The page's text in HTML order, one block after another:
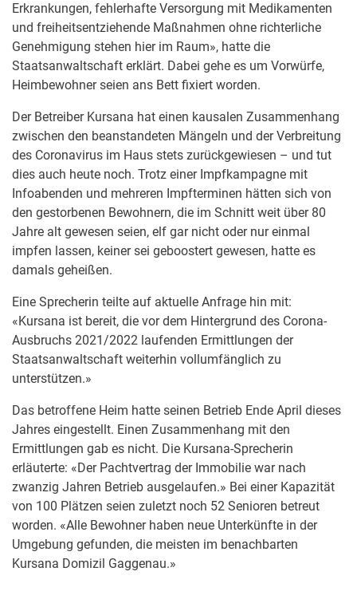
Erkrankungen, fehlerhafte Versorgung mit Medikamenten
und freiheitsentziehende Maßnahmen ohne richterliche
Genehmigung stehen hier im Raum», hatte die
Staatsanwaltschaft erklärt. Dabei gehe es um Vorwürfe,
Heimbewohner seien ans Bett fixiert worden.
Der Betreiber Kursana hat einen kausalen Zusammenhang
zwischen den beanstandeten Mängeln und der Verbreitung
des Coronavirus im Haus stets zurückgewiesen – und tut
dies auch heute noch. Trotz einer Impfkampagne mit
Infoabenden und mehreren Impfterminen hätten sich von
den gestorbenen Bewohnern, die im Schnitt weit über 80
Jahre alt gewesen seien, elf gar nicht oder nur einmal
impfen lassen, keiner sei geboostert gewesen, hatte es
damals geheißen.
Eine Sprecherin teilte auf aktuelle Anfrage hin mit:
«Kursana ist bereit, die vor dem Hintergrund des Corona-
Ausbruchs 2021/2022 laufenden Ermittlungen der
Staatsanwaltschaft weiterhin vollumfänglich zu
unterstützen.»
Das betroffene Heim hatte seinen Betrieb Ende April dieses
Jahres eingestellt. Einen Zusammenhang mit den
Ermittlungen gab es nicht. Die Kursana-Sprecherin
erläuterte: «Der Pachtvertrag der Immobilie war nach
zwanzig Jahren Betrieb ausgelaufen.» Bei einer Kapazität
von 100 Plätzen seien zuletzt noch 52 Senioren betreut
worden. «Alle Bewohner haben neue Unterkünfte in der
Umgebung gefunden, die meisten im benachbarten
Kursana Domizil Gaggenau.»